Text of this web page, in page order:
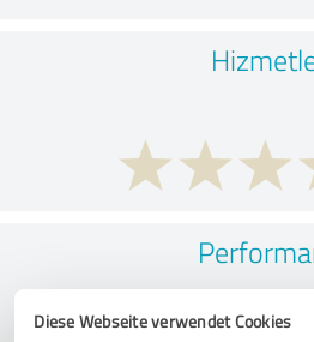
Diese Webseite verwendet Cookies